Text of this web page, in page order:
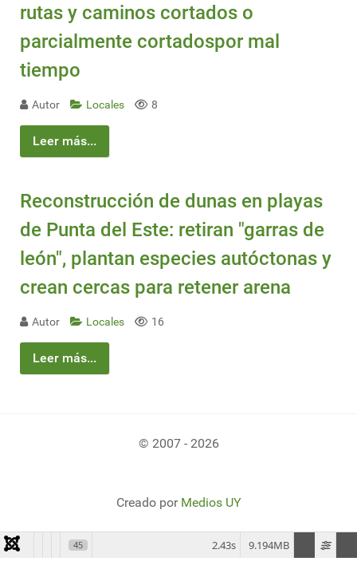
rutas y caminos cortados o
parcialmente cortadospor mal
tiempo
Autor Locales 8
Leer más...
Reconstrucción de dunas en playas
de Punta del Este: retiran "garras de
león", plantan especies autóctonas y
crean cercas para retener arena
Autor Locales 16
Leer más...
© 2007 - 2026
Creado por Medios UY
45 9.194MB
2.43s